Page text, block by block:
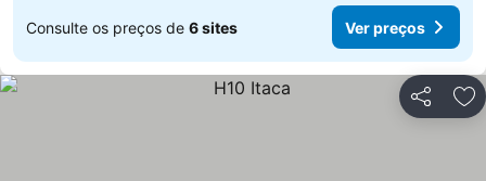
Consulte os preços de 6 sites Ver preços
Partilhar